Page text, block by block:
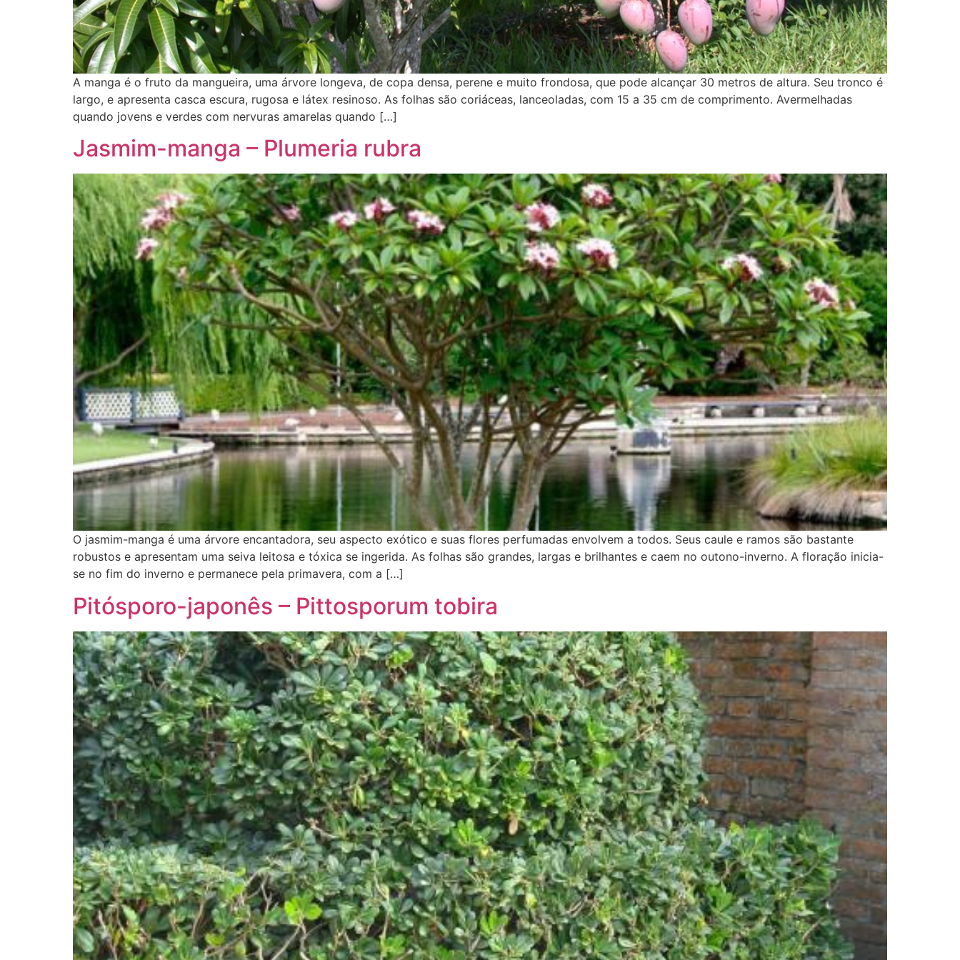
A manga é o fruto da mangueira, uma árvore longeva, de copa densa, perene e muito frondosa, que pode alcançar 30 metros de altura. Seu tronco é
largo, e apresenta casca escura, rugosa e látex resinoso. As folhas são coriáceas, lanceoladas, com 15 a 35 cm de comprimento. Avermelhadas
quando jovens e verdes com nervuras amarelas quando […]
Jasmim-manga – Plumeria rubra
O jasmim-manga é uma árvore encantadora, seu aspecto exótico e suas flores perfumadas envolvem a todos. Seus caule e ramos são bastante
robustos e apresentam uma seiva leitosa e tóxica se ingerida. As folhas são grandes, largas e brilhantes e caem no outono-inverno. A floração inicia-
se no fim do inverno e permanece pela primavera, com a […]
Pitósporo-japonês – Pittosporum tobira